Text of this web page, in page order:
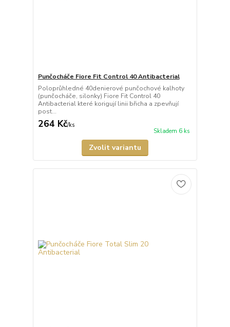
Punčocháče Fiore Fit Control 40 Antibacterial
Poloprůhledné 40denierové punčochové kalhoty
(punčocháče, silonky) Fiore Fit Control 40
Antibacterial které korigují linii břicha a zpevňují
post...
264 Kč/ks
Skladem 6 ks
Zvolit variantu